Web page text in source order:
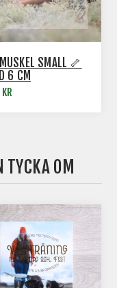
SMALL 🦴
6 CM
TYCKA OM